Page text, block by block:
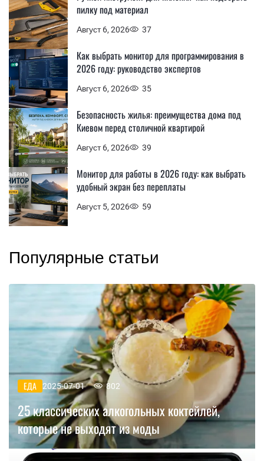
Август 6, 2026 37
пилку под материал
Август 6, 2026 35
Как выбрать монитор для программирования в
2026 году: руководство экспертов
Август 6, 2026 39
Безопасность жилья: преимущества дома под
Киевом перед столичной квартирой
Август 5, 2026 59
Монитор для работы в 2026 году: как выбрать
удобный экран без переплаты
Популярные статьи
ЕДА 2025-07-01 802
25 классических алкогольных коктейлей,
которые не выходят из моды